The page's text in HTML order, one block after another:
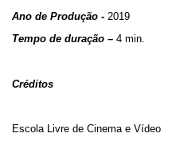
Ano de Produção - 2019
Tempo de duração – 4 min.
Créditos
Escola Livre de Cinema e Vídeo